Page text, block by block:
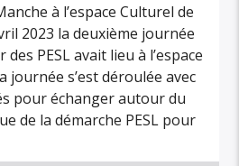
à l’espace Culturel de
2023 la deuxième journée
PESL avait lieu à l’espace
journée s’est déroulée avec
pour échanger autour du
de la démarche PESL pour